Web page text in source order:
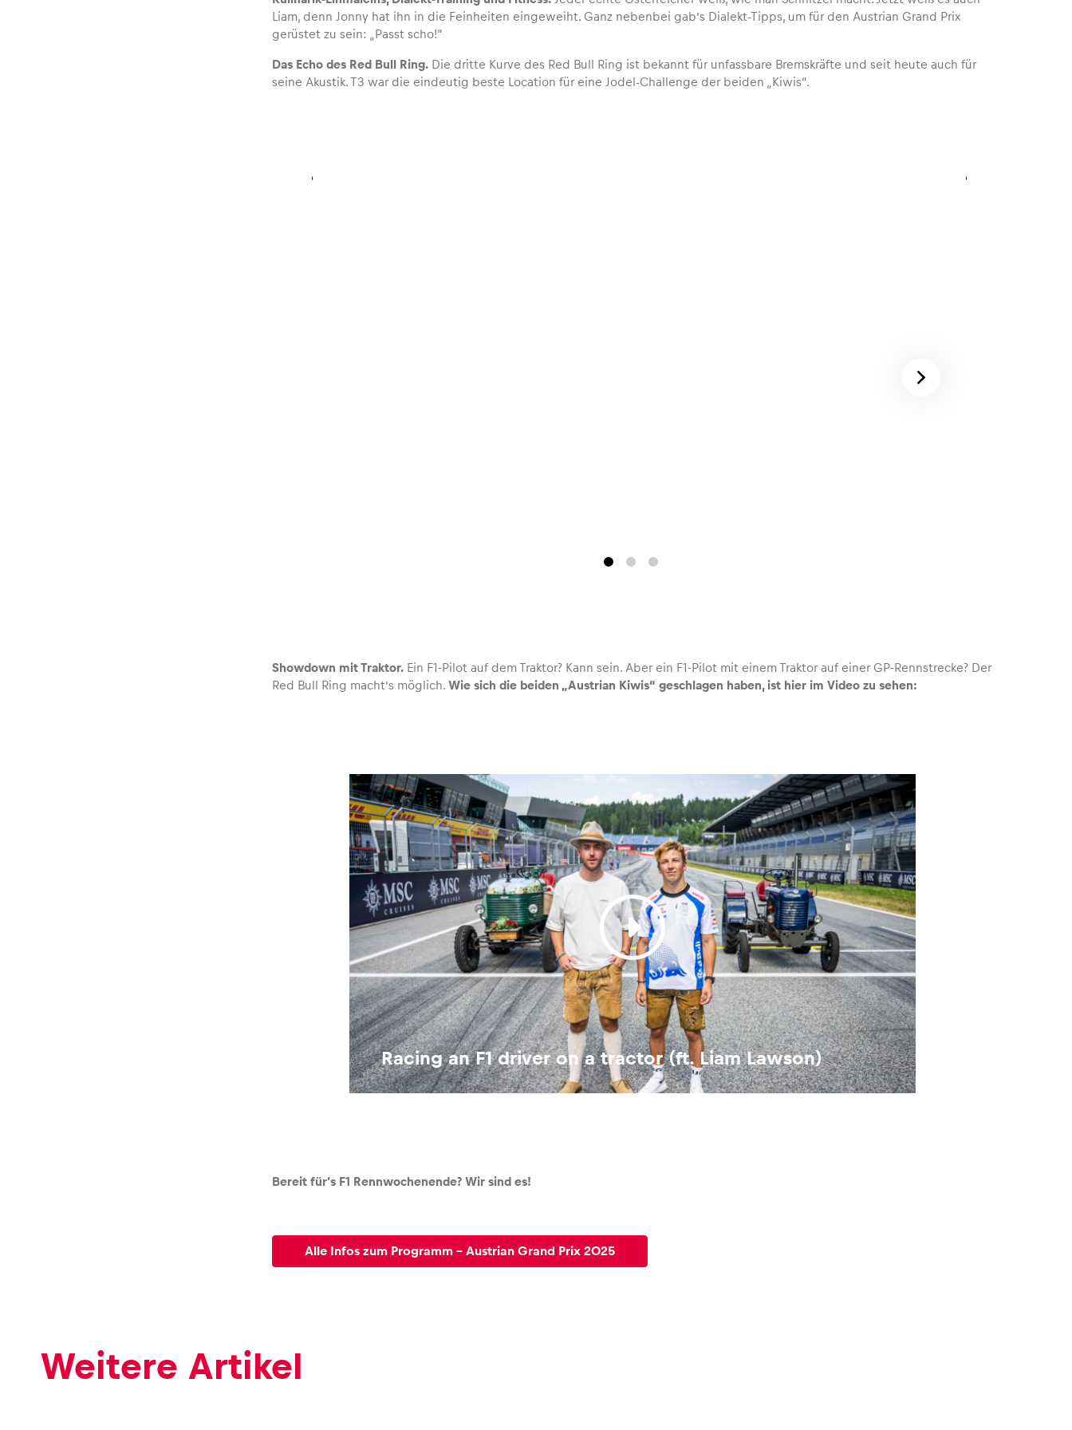
Liam, denn Jonny hat ihn in die Feinheiten eingeweiht. Ganz nebenbei gab’s Dialekt-Tipps, um für den Austrian Grand Prix
gerüstet zu sein: „Passt scho!“
Das Echo des Red Bull Ring. Die dritte Kurve des Red Bull Ring ist bekannt für unfassbare Bremskräfte und seit heute auch für
seine Akustik. T3 war die eindeutig beste Location für eine Jodel-Challenge der beiden „Kiwis“.
Showdown mit Traktor. Ein F1-Pilot auf dem Traktor? Kann sein. Aber ein F1-Pilot mit einem Traktor auf einer GP-Rennstrecke? Der
Red Bull Ring macht’s möglich.Wie sich die beiden „Austrian Kiwis“ geschlagen haben, ist hier im Video zu sehen:
Racing an F1 driver on a tractor (ft. Liam Lawson)
Bereit für’s F1 Rennwochenende? Wir sind es!
Alle Infos zum Programm - Austrian Grand Prix 2025
Weitere Artikel